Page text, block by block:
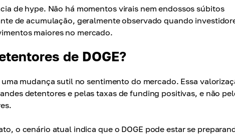
de hype. Não há momentos virais nem endossos súbitos
de acumulação, geralmente observado quando
maiores no mercado.
de DOGE?
mudança sutil no sentimento do mercado. Essa
detentores e pelas taxas de funding positivas, e não
o cenário atual indica que o DOGE pode estar se